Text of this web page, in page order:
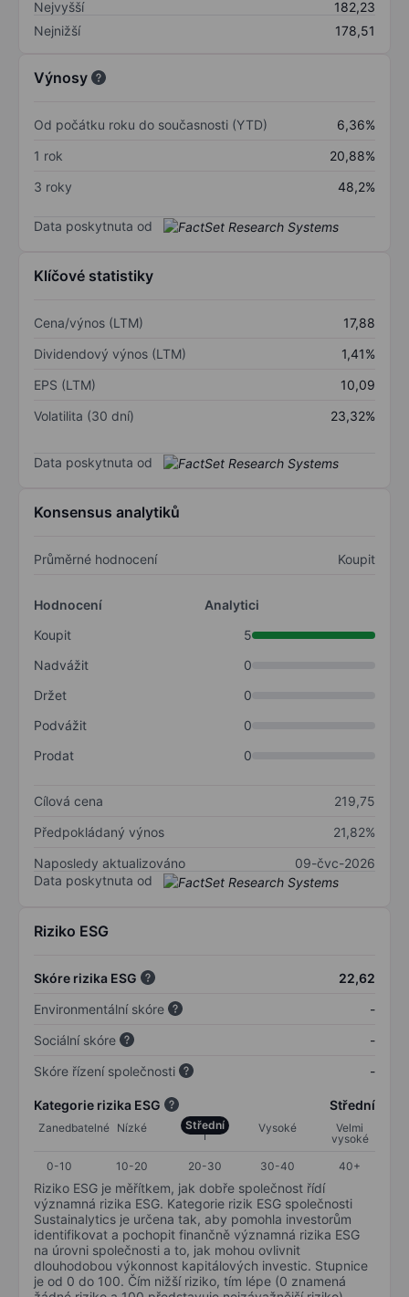
Nejvyšší
182,23
Nejnižší
178,51
Výnosy
Od počátku roku do současnosti (YTD)
6,36%
1 rok
20,88%
3 roky
48,2%
Data poskytnuta od
Klíčové statistiky
Cena/výnos (LTM)
17,88
Dividendový výnos (LTM)
1,41%
EPS (LTM)
10,09
Volatilita (30 dní)
23,32%
Data poskytnuta od
Konsensus analytiků
Průměrné hodnocení Koupit
Hodnocení
Analytici
Koupit
5
Nadvážit
0
Držet
0
Podvážit
0
Prodat
0
Cílová cena
219,75
Předpokládaný výnos
21,82%
Naposledy aktualizováno
09-čvc-2026
Data poskytnuta od
Riziko ESG
Skóre rizika ESG
22,62
Environmentální skóre
-
Sociální skóre
-
Skóre řízení společnosti
-
Kategorie rizika ESG Střední
Zanedbatelné Nízké Střední Vysoké
Velmi
vysoké
0-10
10-20 20-30 30-40 40+
Riziko ESG je měřítkem, jak dobře společnost řídí
významná rizika ESG. Kategorie rizik ESG společnosti
Sustainalytics je určena tak, aby pomohla investorům
identifikovat a pochopit finančně významná rizika ESG
na úrovni společnosti a to, jak mohou ovlivnit
dlouhodobou výkonnost kapitálových investic. Stupnice
je od 0 do 100. Čím nižší riziko, tím lépe (0 znamená